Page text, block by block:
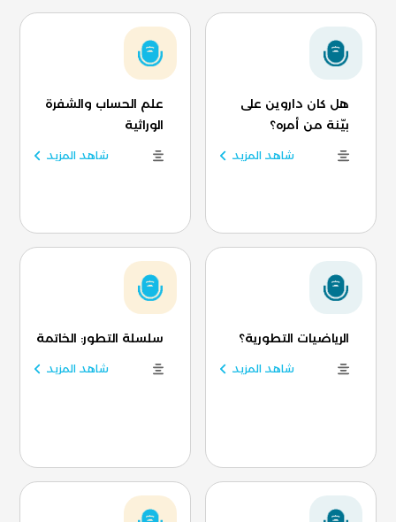
هل كان داروين على
بيّنة من أمره؟
شاهد المزيد
علم الحساب والشفرة
الوراثية
شاهد المزيد
الرياضيات التطورية؟
شاهد المزيد
سلسلة التطور: الخاتمة
شاهد المزيد